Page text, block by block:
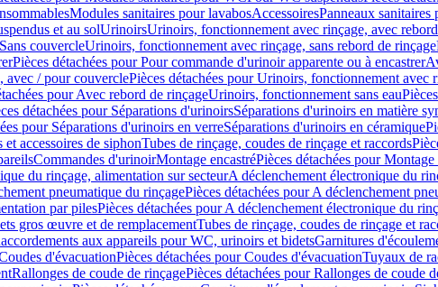
Modules sanitaires pour lavabosAccessoiresPanneaux sanitaires
et au solUrinoirsUrinoirs, fonctionnement avec rinçage, avec
couvercleUrinoirs, fonctionnement avec rinçage, sans rebord de rinçage
Pièces détachées pour Pour commande d'urinoir apparente ou à encastrer
avec / pour couverclePièces détachées pour Urinoirs, fonctionnement avec
pour Avec rebord de rinçageUrinoirs, fonctionnement sans eau
détachées pour Séparations d'urinoirsSéparations d'urinoirs en matière
pour Séparations d'urinoirs en verreSéparations d'urinoirs en céramique
et accessoires de siphonTubes de rinçage, coudes de rinçage et raccords
Commandes d'urinoirMontage encastréPièces détachées pour Montage
du rinçage, alimentation sur secteurA déclenchement électronique du
pneumatique du rinçagePièces détachées pour A déclenchement
par pilesPièces détachées pour A déclenchement électronique du
gros œuvre et de remplacementTubes de rinçage, coudes de rinçage et
aux appareils pour WC, urinoirs et bidetsGarnitures
d'évacuationPièces détachées pour Coudes d'évacuationTuyaux de
Rallonges de coude de rinçagePièces détachées pour Rallonges de coude